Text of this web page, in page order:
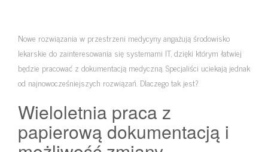
Nowe rozwiązania w przestrzeni medycyny angażują środowisko
lekarskie do zainteresowania się systemami IT, dzięki którym łatwiej
będzie pracować z dokumentacją medyczną. Specjaliści uciekają jednak
od najnowocześniejszych rozwiązań. Dlaczego tak jest?
Wieloletnia praca z
papierową dokumentacją i